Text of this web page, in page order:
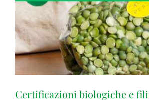
Certificazioni biologiche e